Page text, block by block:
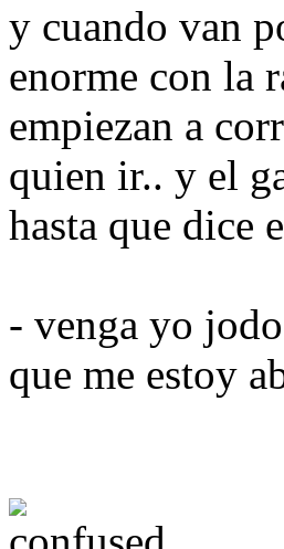
y cuando van
enorme con la
empiezan a
quien ir.. y el
hasta que dice
- venga yo
que me estoy